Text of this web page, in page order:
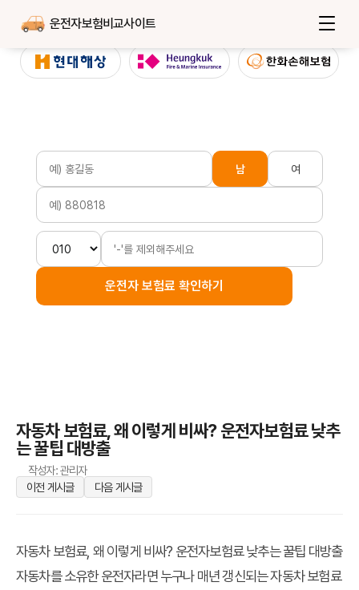
운전자보험비교사이트
남 여
운전자 보험료 확인하기
자동차 보험료, 왜 이렇게 비싸? 운전자보험료 낮추
는 꿀팁 대방출
작성자: 관리자
이전 게시글
다음 게시글
자동차 보험료, 왜 이렇게 비싸? 운전자보험료 낮추는 꿀팁 대방출
자동차를 소유한 운전자라면 누구나 매년 갱신되는 자동차 보험료